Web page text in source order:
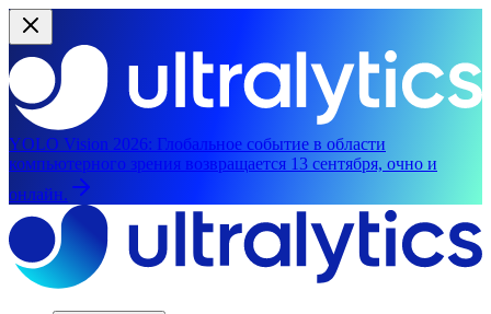
YOLO Vision 2026: Глобальное событие в области
компьютерного зрения возвращается 13 сентября, очно и
онлайн.